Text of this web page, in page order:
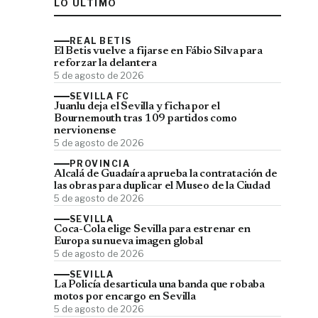
LO ÚLTIMO
REAL BETIS
El Betis vuelve a fijarse en Fábio Silva para
reforzar la delantera
5 de agosto de 2026
SEVILLA FC
Juanlu deja el Sevilla y ficha por el
Bournemouth tras 109 partidos como
nervionense
5 de agosto de 2026
PROVINCIA
Alcalá de Guadaíra aprueba la contratación de
las obras para duplicar el Museo de la Ciudad
5 de agosto de 2026
SEVILLA
Coca-Cola elige Sevilla para estrenar en
Europa su nueva imagen global
5 de agosto de 2026
SEVILLA
La Policía desarticula una banda que robaba
motos por encargo en Sevilla
5 de agosto de 2026